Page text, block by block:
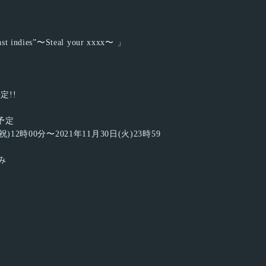
indies”〜Steal your xxxx〜 」
!!
定
)12時00分〜2021年11月30日(火)23時59